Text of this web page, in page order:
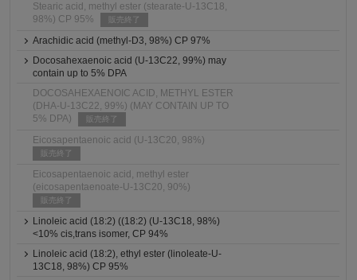
Stearic acid, methyl ester (stearate-U-13C18,
98%) CP 95%
販売終了
Arachidic acid (methyl-D3, 98%) CP 97%
Docosahexaenoic acid (U-13C22, 99%) may
contain up to 5% DPA
DOCOSAHEXAENOIC ACID, METHYL ESTER
(DHA-U-13C22, 99%) (MAY CONTAIN UP TO
5% DPA)
販売終了
Eicosapentaenoic acid (U-13C20, 98%)
販売終了
Eicosapentaenoic acid, methyl ester
(eicosapentaenoate-U-13C20, 90%)
販売終了
Linoleic acid (18:2) ((18:2) (U-13C18, 98%)
<10% cis,trans isomer, CP 94%
Linoleic acid (18:2), ethyl ester (linoleate-U-
13C18, 98%) CP 95%